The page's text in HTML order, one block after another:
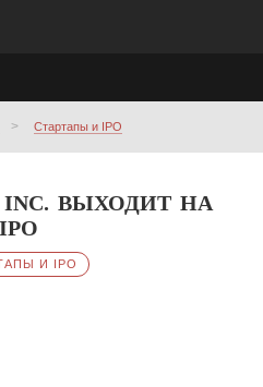
Стартапы и IPO
INC. ВЫХОДИТ НА
IPO
И IPO